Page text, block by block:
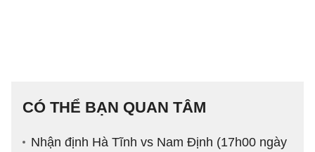
CÓ THỂ BẠN QUAN TÂM
Nhận định Hà Tĩnh vs Nam Định (17h00 ngày